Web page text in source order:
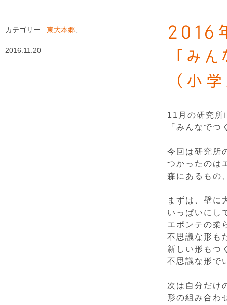
2016
「み
（小
11月の研究所
「みんなで
今回は研究所
つかったのは
森にあるもの
まずは、壁に
いっぱいにし
エポンテの柔
不思議な形も
新しい形もつ
不思議な形で
次は自分だけ
形の組み合わ
カテゴリー : 東大本郷
2016.11.20